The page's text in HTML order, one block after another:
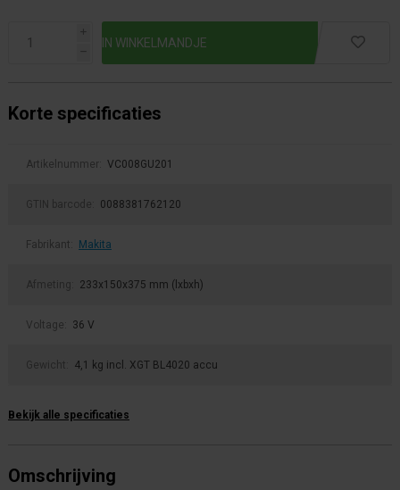
i
h
Korte specificaties
Artikelnummer: VC008GU201
GTIN barcode: 0088381762120
Fabrikant: Makita
Afmeting: 233x150x375 mm (lxbxh)
Voltage: 36 V
Gewicht: 4,1 kg incl. XGT BL4020 accu
Bekijk alle specificaties
Omschrijving